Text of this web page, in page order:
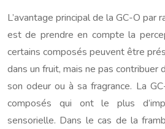
L’avantage principal de la GC-O par
est de prendre en compte la
certains composés peuvent être
dans un fruit, mais ne pas contribuer
son odeur ou à sa fragrance. La
composés qui ont le plus
sensorielle. Dans le cas de la